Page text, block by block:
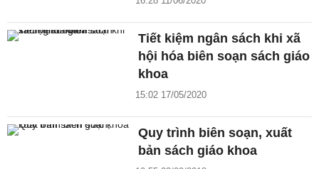
Tiết kiệm ngân sách khi xã
hội hóa biên soạn sách giáo
khoa
15:02 17/05/2020
Quy trình biên soạn, xuất
bản sách giáo khoa